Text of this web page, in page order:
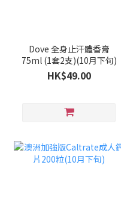
Dove 全身止汗體香膏
75ml (1套2支)(10月下旬)
HK$49.00